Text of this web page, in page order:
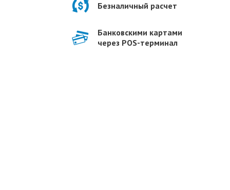
Безналичный расчет
Банковскими картами
через POS-терминал